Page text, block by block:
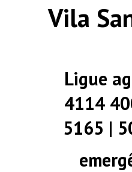
Vila
Ligue
4114
5165 |